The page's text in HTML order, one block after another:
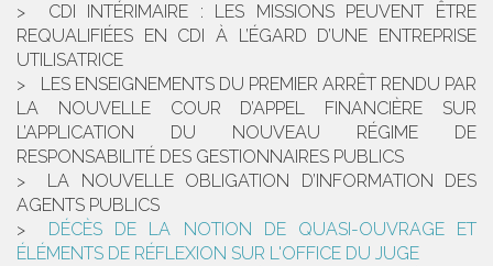
CDI INTÉRIMAIRE : LES MISSIONS PEUVENT ÊTRE
REQUALIFIÉES EN CDI À L’ÉGARD D’UNE ENTREPRISE
UTILISATRICE
LES ENSEIGNEMENTS DU PREMIER ARRÊT RENDU PAR
LA NOUVELLE COUR D’APPEL FINANCIÈRE SUR
L’APPLICATION DU NOUVEAU RÉGIME DE
RESPONSABILITÉ DES GESTIONNAIRES PUBLICS
LA NOUVELLE OBLIGATION D’INFORMATION DES
AGENTS PUBLICS
DÉCÈS DE LA NOTION DE QUASI-OUVRAGE ET
ÉLÉMENTS DE RÉFLEXION SUR L'OFFICE DU JUGE